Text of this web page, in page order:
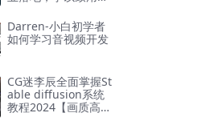
Darren-小白初学者
如何学习音视频开发
CG迷李辰全面掌握St
able diffusion系统
教程2024【画质高清